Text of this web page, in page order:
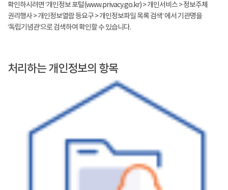
확인하시려면 ‘개인정보 포털(www.privacy.go.kr) > 개인서비스 > 정보주체
권리행사 > 개인정보열람 등요구 > 개인정보파일 목록 검색’ 에서 기관명을
‘독립기념관’으로 검색하여 확인할 수 있습니다.
처리하는 개인정보의 항목